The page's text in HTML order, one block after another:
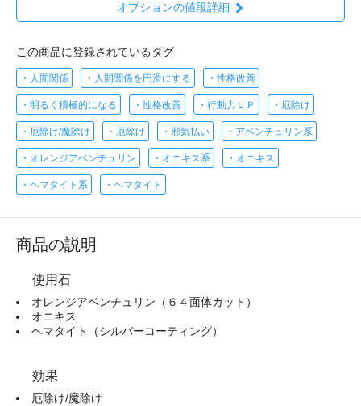
オプションの値段詳細
この商品に登録されているタグ
・人間関係 ・人間関係を円滑にする ・性格改善
・明るく積極的になる ・性格改善 ・行動力ＵＰ ・厄除け
・厄除け/魔除け ・厄除け ・邪気払い ・アベンチュリン系
・オレンジアベンチュリン ・オニキス系 ・オニキス
・ヘマタイト系 ・ヘマタイト
商品の説明
使用石
オレンジアベンチュリン（６４面体カット）
オニキス
ヘマタイト（シルバーコーティング）
効果
厄除け/魔除け